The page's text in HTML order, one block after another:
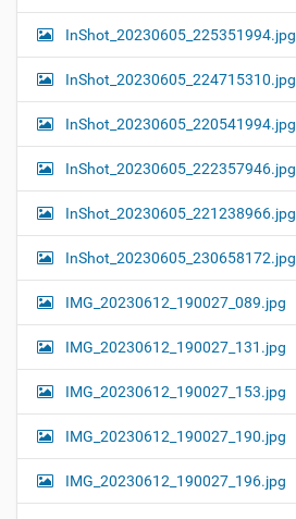
InShot_20230605_225351994.jpg
InShot_20230605_224715310.jpg
InShot_20230605_220541994.jpg
InShot_20230605_222357946.jpg
InShot_20230605_221238966.jpg
InShot_20230605_230658172.jpg
IMG_20230612_190027_089.jpg
IMG_20230612_190027_131.jpg
IMG_20230612_190027_153.jpg
IMG_20230612_190027_190.jpg
IMG_20230612_190027_196.jpg